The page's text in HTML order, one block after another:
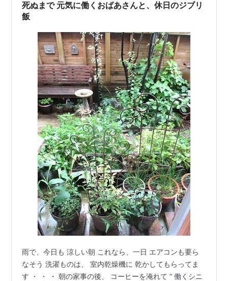
死ぬまで 元気に働くおばあさんと、休日のジブリ
飯
雨で、今日も 涼しい朝 これなら、一日 エアコンも要ら
なそう 洗濯ものは、 室内乾燥機に 乾かしてもらってま
す ・ ・ ・ 朝の家事の後、 コーヒーを淹れて “ 働くシニ